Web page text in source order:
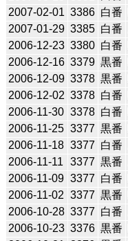
2007-02-01 3386 白番
2007-01-29 3385 白番
2006-12-23 3380 白番
2006-12-16 3379 黒番
2006-12-09 3378 黒番
2006-12-02 3378 白番
2006-11-30 3378 白番
2006-11-25 3377 黒番
2006-11-18 3377 白番
2006-11-11
3377 黒番
2006-11-09 3377 白番
2006-11-02 3377 黒番
2006-10-28 3377 白番
2006-10-23 3376 黒番